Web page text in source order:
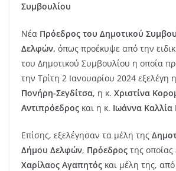
Συμβουλίου
Νέα Πρόεδρος του Δημοτικού
Δελφών, όπως προέκυψε από την
του Δημοτικού Συμβουλίου η οποία
την Τρίτη 2 Ιανουαρίου 2024 εξελέγη
Πονήρη-Σεγδίτσα, η κ. Χριστίνα
Αντιπρόεδρος και η κ. Ιωάννα
Επίσης, εξελέγησαν τα μέλη της
Δήμου Δελφών, Πρόεδρος της οποίας
Χαρίλαος Αγαπητός και μέλη της,